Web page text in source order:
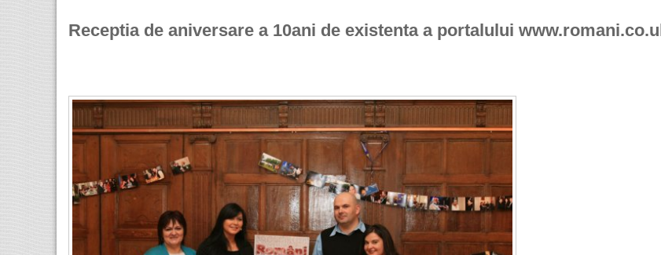
Receptia de aniversare a 10ani de existenta a portalului